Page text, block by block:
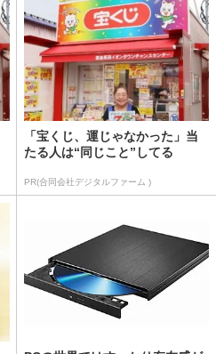
「宝くじ、運じゃなかった」当
たる人は“同じこと”してる
PR(合同会社デジタルファーム )